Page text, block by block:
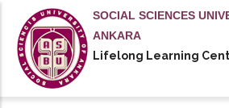
main
content
SOCIAL SCIENCES
ANKARA
Lifelong Learning
actions